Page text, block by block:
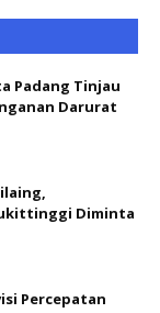
Padang Tinjau
Darurat
Diminta
Percepatan